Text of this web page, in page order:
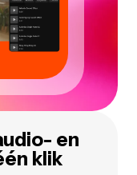
en
klik